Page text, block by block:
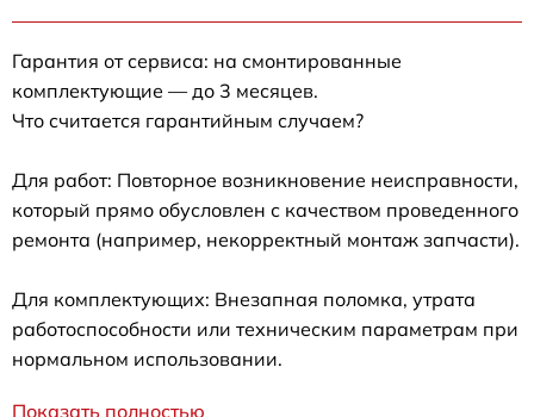
Гарантия от сервиса: на смонтированные
комплектующие — до 3 месяцев.
Что считается гарантийным случаем?
Для работ: Повторное возникновение неисправности,
который прямо обусловлен с качеством проведенного
ремонта (например, некорректный монтаж запчасти).
Для комплектующих: Внезапная поломка, утрата
работоспособности или техническим параметрам при
нормальном использовании.
Показать полностью